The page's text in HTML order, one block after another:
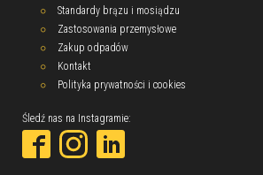
Standardy brązu i mosiądzu
Zastosowania przemysłowe
Zakup odpadów
Kontakt
Polityka prywatności i cookies
Śledź nas na Instagramie: